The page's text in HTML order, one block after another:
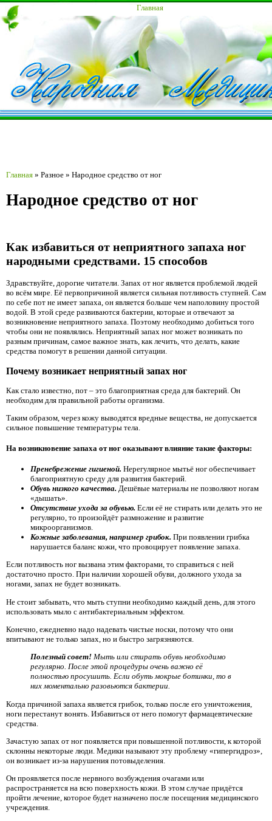
Главная
Главная » Разное » Народное средство от ног
Народное средство от ног
Как избавиться от неприятного запаха ног
народными средствами. 15 способов
Здравствуйте, дорогие читатели. Запах от ног является проблемой людей
во всём мире. Её первопричиной является сильная потливость ступней. Сам
по себе пот не имеет запаха, он является больше чем наполовину простой
водой. В этой среде развиваются бактерии, которые и отвечают за
возникновение неприятного запаха. Поэтому необходимо добиться того
чтобы они не появлялись. Неприятный запах ног может возникать по
разным причинам, самое важное знать, как лечить, что делать, какие
средства помогут в решении данной ситуации.
Почему возникает неприятный запах ног
Как стало известно, пот – это благоприятная среда для бактерий. Он
необходим для правильной работы организма.
Таким образом, через кожу выводятся вредные вещества, не допускается
сильное повышение температуры тела.
На возникновение запаха от ног оказывают влияние такие факторы:
Пренебрежение гигиеной. Нерегулярное мытьё ног обеспечивает
благоприятную среду для развития бактерий.
Обувь низкого качества. Дешёвые материалы не позволяют ногам
«дышать».
Отсутствие ухода за обувью. Если её не стирать или делать это не
регулярно, то произойдёт размножение и развитие
микроорганизмов.
Кожные заболевания, например грибок. При появлении грибка
нарушается баланс кожи, что провоцирует появление запаха.
Если потливость ног вызвана этим факторами, то справиться с ней
достаточно просто. При наличии хорошей обуви, должного ухода за
ногами, запах не будет возникать.
Не стоит забывать, что мыть ступни необходимо каждый день, для этого
использовать мыло с антибактериальным эффектом.
Конечно, ежедневно надо надевать чистые носки, потому что они
впитывают не только запах, но и быстро загрязняются.
Полезный совет! Мыть или стирать обувь необходимо
регулярно. После этой процедуры очень важно её
полностью просушить. Если обуть мокрые ботинки, то в
них моментально разовьются бактерии.
Когда причиной запаха является грибок, только после его уничтожения,
ноги перестанут вонять. Избавиться от него помогут фармацевтические
средства.
Зачастую запах от ног появляется при повышенной потливости, к которой
склонны некоторые люди. Медики называют эту проблему «гипергидроз»,
он возникает из-за нарушения потовыделения.
Он проявляется после нервного возбуждения очагами или
распространяется на всю поверхность кожи. В этом случае придётся
пройти лечение, которое будет назначено после посещения медицинского
учреждения.